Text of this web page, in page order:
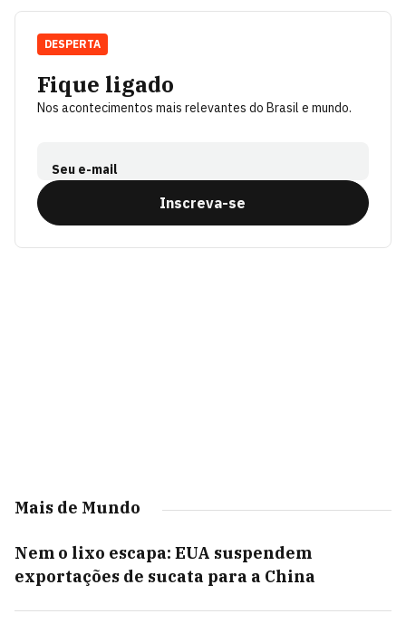
Fique ligado
Nos acontecimentos mais relevantes do Brasil e mundo.
Seu e-mail
Inscreva-se
DESPERTA
Mais de Mundo
Nem o lixo escapa: EUA suspendem
exportações de sucata para a China